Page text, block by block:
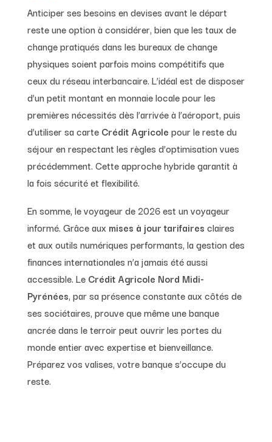
Anticiper ses besoins en devises avant le départ
reste une option à considérer, bien que les taux de
change pratiqués dans les bureaux de change
physiques soient parfois moins compétitifs que
ceux du réseau interbancaire. L’idéal est de disposer
d’un petit montant en monnaie locale pour les
premières nécessités dès l’arrivée à l’aéroport, puis
d’utiliser sa carte Crédit Agricole pour le reste du
séjour en respectant les règles d’optimisation vues
précédemment. Cette approche hybride garantit à
la fois sécurité et flexibilité.
En somme, le voyageur de 2026 est un voyageur
informé. Grâce aux mises à jour tarifaires claires
et aux outils numériques performants, la gestion des
finances internationales n’a jamais été aussi
accessible. Le Crédit Agricole Nord Midi-
Pyrénées, par sa présence constante aux côtés de
ses sociétaires, prouve que même une banque
ancrée dans le terroir peut ouvrir les portes du
monde entier avec expertise et bienveillance.
Préparez vos valises, votre banque s’occupe du
reste.